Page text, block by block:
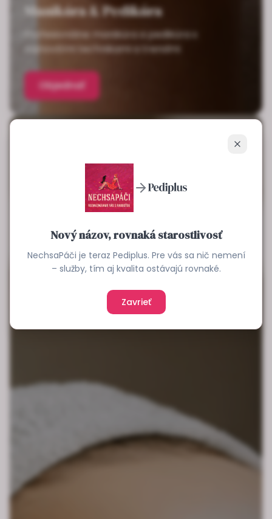
Zavrieť
Nový názov, rovnaká starostlivosť
NechsaPáči je teraz Pediplus. Pre vás sa nič nemení
– služby, tím aj kvalita ostávajú rovnaké.
Zavrieť
Manikúra & Pedikúra
Profesionálne manikúra a pedikúra s
najnovšími technikami a trendmi
Objednať